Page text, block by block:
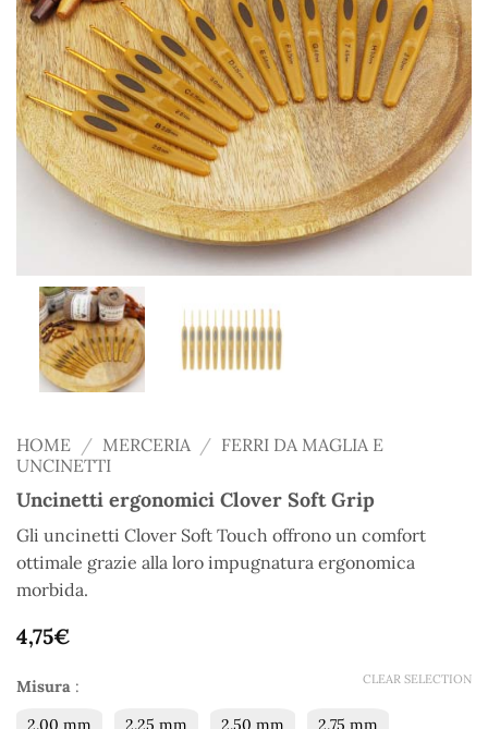
HOME / MERCERIA / FERRI DA MAGLIA E
UNCINETTI
Uncinetti ergonomici Clover Soft Grip
Gli uncinetti Clover Soft Touch offrono un comfort
ottimale grazie alla loro impugnatura ergonomica
morbida.
4,75€
Misura :
2.00 mm
2.25 mm 2.50 mm 2.75 mm
CLEAR SELECTION